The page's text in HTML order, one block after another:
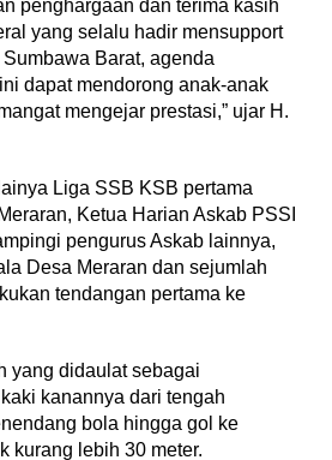
penghargaan dan terima kasih
yang selalu hadir mensupport
Barat, agenda
dapat mendorong anak-anak
mengejar prestasi,” ujar H.
Liga SSB KSB pertama
Ketua Harian Askab PSSI
pengurus Askab lainnya,
Desa Meraran dan sejumlah
tendangan pertama ke
yang didaulat sebagai
kanannya dari tengah
bola hingga gol ke
kurang lebih 30 meter.